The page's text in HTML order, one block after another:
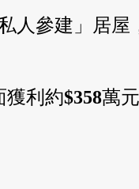
人參建」居屋
獲利約$358萬